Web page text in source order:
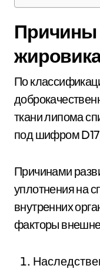
По
ткани липома
подшифром
Причинами
уплотнения на
внутренних
факторы